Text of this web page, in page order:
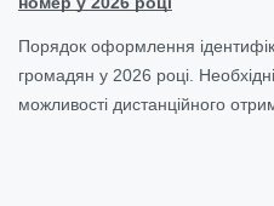
Порядок оформлення
громадян у 2026 році.
можливості дистанційного